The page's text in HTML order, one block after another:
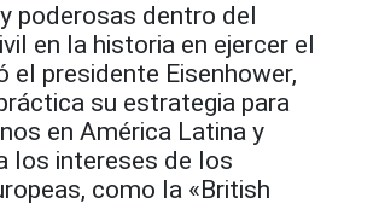
poderosas dentro del
en la historia en ejercer el
el presidente Eisenhower,
su estrategia para
en América Latina y
los intereses de los
como la «British